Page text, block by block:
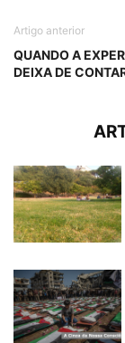
Artigo anterior
QUANDO A
DEIXA DE